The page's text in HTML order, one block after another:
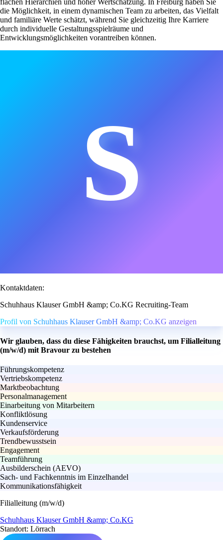
die Möglichkeit, in einem dynamischen Team zu arbeiten, das Vielfalt
und familiäre Werte schätzt, während Sie gleichzeitig Ihre Karriere
durch individuelle Gestaltungsspielräume und
Entwicklungsmöglichkeiten vorantreiben können.
S
Kontaktdaten:
Schuhhaus Klauser GmbH &amp; Co.KG Recruiting-Team
Profil von Schuhhaus Klauser GmbH &amp; Co.KG anzeigen
Wir glauben, dass du diese Fähigkeiten brauchst, um Filialleitung
(m/w/d) mit Bravour zu bestehen
Führungskompetenz
Vertriebskompetenz
Marktbeobachtung
Personalmanagement
Einarbeitung von Mitarbeitern
Konfliktlösung
Kundenservice
Verkaufsförderung
Trendbewusstsein
Engagement
Teamführung
Ausbilderschein (AEVO)
Sach- und Fachkenntnis im Einzelhandel
Kommunikationsfähigkeit
Filialleitung (m/w/d)
Schuhhaus Klauser GmbH &amp; Co.KG
Standort: Lörrach